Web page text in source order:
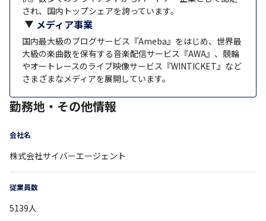
され、国内トップシェアを誇っています。
メディア事業
国内最大級のブログサービス『Ameba』をはじめ、世界最
大級の楽曲数を保有する音楽配信サービス『AWA』、競輪
やオートレースのライブ映像サービス『WINTICKET』など
さまざまなメディアを展開しています。
勤務地・その他情報
会社名
株式会社サイバーエージェント
従業員数
5139人